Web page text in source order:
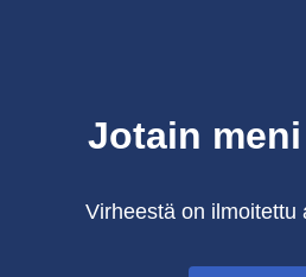
Jotain
Virheestä on ilmoitettu